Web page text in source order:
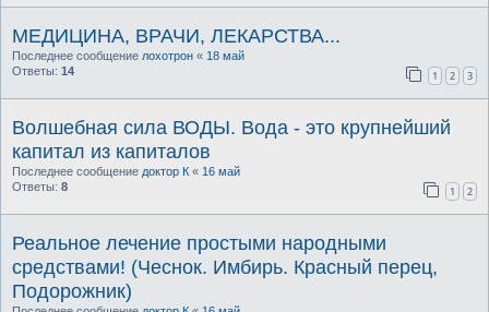
МЕДИЦИНА, ВРАЧИ, ЛЕКАРСТВА...
Последнее сообщение лохотрон « 18 май
Ответы: 14 1 2 3
Волшебная сила ВОДЫ. Вода - это крупнейший
капитал из капиталов
Последнее сообщение доктор К « 16 май
Ответы: 8 1 2
Реальное лечение простыми народными
средствами! (Чеснок. Имбирь. Красный перец,
Подорожник)